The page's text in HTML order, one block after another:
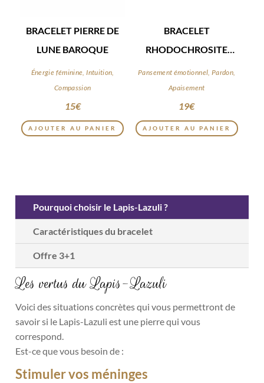
BRACELET PIERRE DE
LUNE BAROQUE
Énergie féminine, Intuition,
Compassion
15€
AJOUTER AU PANIER
BRACELET
RHODOCHROSITE
BAROQUE
Pansement émotionnel, Pardon,
Apaisement
19€
AJOUTER AU PANIER
Pourquoi choisir le Lapis-Lazuli ?
Caractéristiques du bracelet
Offre 3+1
Les vertus du Lapis-Lazuli
Voici des situations concrètes qui vous permettront de
savoir si le Lapis-Lazuli est une pierre qui vous
correspond.
Est-ce que vous besoin de :
Stimuler vos méninges